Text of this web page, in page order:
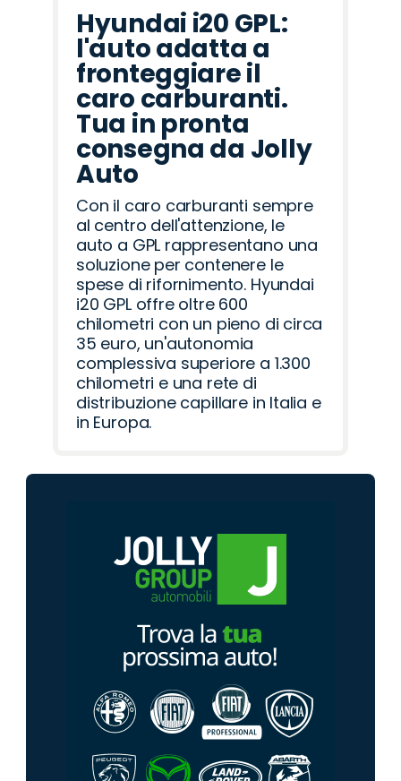
Hyundai i20 GPL:
l'auto adatta a
fronteggiare il
caro carburanti.
Tua in pronta
consegna da Jolly
Auto
Con il caro carburanti sempre
al centro dell'attenzione, le
auto a GPL rappresentano una
soluzione per contenere le
spese di rifornimento. Hyundai
i20 GPL offre oltre 600
chilometri con un pieno di circa
35 euro, un'autonomia
complessiva superiore a 1.300
chilometri e una rete di
distribuzione capillare in Italia e
in Europa.